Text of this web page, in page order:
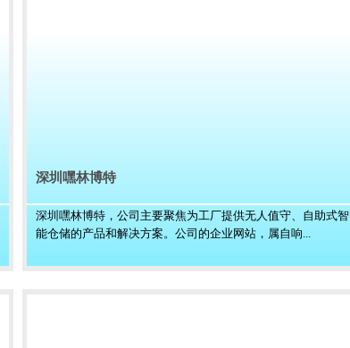
深圳嘿林博特
深圳嘿林博特，公司主要聚焦为工厂提供无人值守、自助式智
能仓储的产品和解决方案。公司的企业网站，属自响...